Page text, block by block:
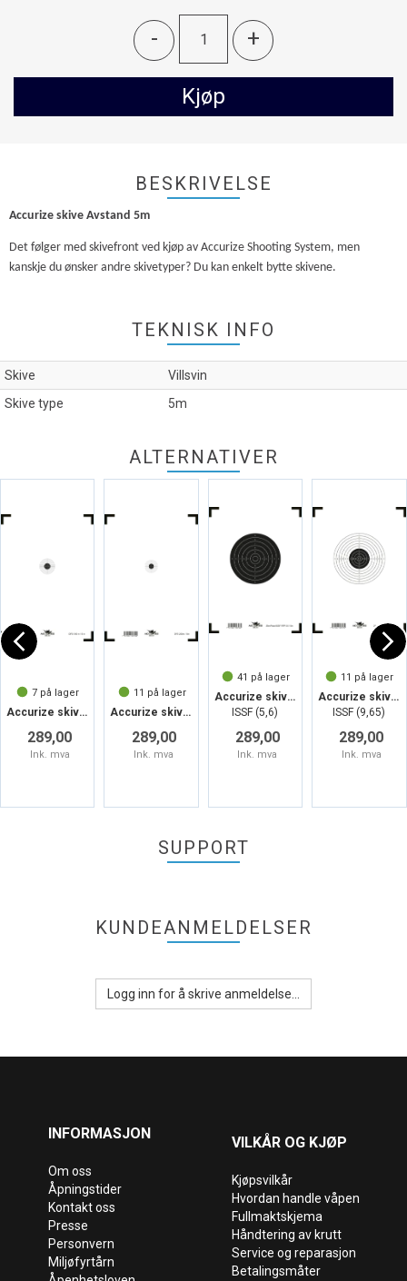
- +
Kjøp
BESKRIVELSE
Accurize skive Avstand 5m
Det følger med skivefront ved kjøp av Accurize Shooting System, men
kanskje du ønsker andre skivetyper? Du kan enkelt bytte skivene.
TEKNISK INFO
Skive
Villsvin
Skive type
5m
ALTERNATIVER
7 på lager
Accurize skive 100m DFS 5m
289,00
Ink. mva
11 på lager
Accurize skive 200m DFS 5m
289,00
Ink. mva
41 på lager
Accurize skive 25m Pistol Duell 5m
ISSF (5,6)
289,00
Ink. mva
11 på lager
Accurize skive 25m Pistol Presisjon 5m
ISSF (9,65)
289,00
Ink. mva
SUPPORT
KUNDEANMELDELSER
Logg inn for å skrive anmeldelse...
INFORMASJON
Om oss
Åpningstider
Kontakt oss
Presse
Personvern
Miljøfyrtårn
VILKÅR OG KJØP
Kjøpsvilkår
Hvordan handle våpen
Fullmaktskjema
Håndtering av krutt
Service og reparasjon
Betalingsmåter